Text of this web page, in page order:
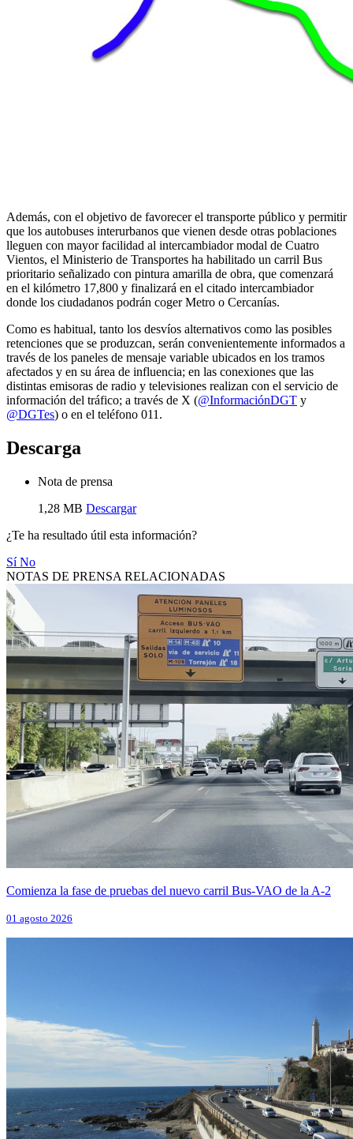
Además, con el objetivo de favorecer el transporte público y permitir
que los autobuses interurbanos que vienen desde otras poblaciones
lleguen con mayor facilidad al intercambiador modal de Cuatro
Vientos, el Ministerio de Transportes ha habilitado un carril Bus
prioritario señalizado con pintura amarilla de obra, que comenzará
en el kilómetro 17,800 y finalizará en el citado intercambiador
donde los ciudadanos podrán coger Metro o Cercanías.
Como es habitual, tanto los desvíos alternativos como las posibles
retenciones que se produzcan, serán convenientemente informados a
través de los paneles de mensaje variable ubicados en los tramos
afectados y en su área de influencia; en las conexiones que las
distintas emisoras de radio y televisiones realizan con el servicio de
información del tráfico; a través de X (@InformaciónDGT y
@DGTes) o en el teléfono 011.
Descarga
Nota de prensa
1,28 MB Descargar
¿Te ha resultado útil esta información?
SíNo
NOTAS DE PRENSA RELACIONADAS
Comienza la fase de pruebas del nuevo carril Bus-VAO de la A-2
01 agosto 2026